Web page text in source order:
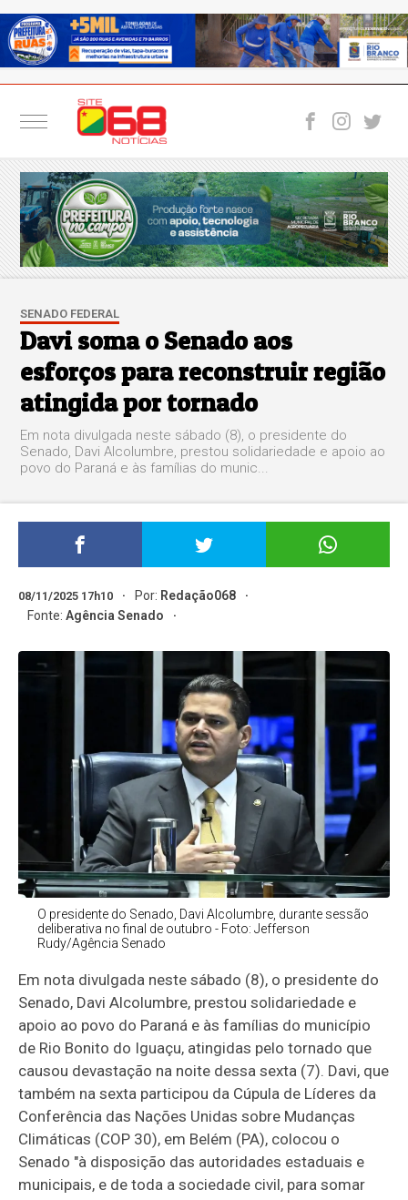
SENADO FEDERAL
Davi soma o Senado aos
esforços para reconstruir região
atingida por tornado
Em nota divulgada neste sábado (8), o presidente do
Senado, Davi Alcolumbre, prestou solidariedade e apoio ao
povo do Paraná e às famílias do munic...
08/11/2025 17h10 Por: Redação068
Fonte:Agência Senado
O presidente do Senado, Davi Alcolumbre, durante sessão
deliberativa no final de outubro - Foto: Jefferson
Rudy/Agência Senado
Em nota divulgada neste sábado (8), o presidente do
Senado, Davi Alcolumbre, prestou solidariedade e
apoio ao povo do Paraná e às famílias do município
de Rio Bonito do Iguaçu, atingidas pelo tornado que
causou devastação na noite dessa sexta (7). Davi, que
também na sexta participou da Cúpula de Líderes da
Conferência das Nações Unidas sobre Mudanças
Climáticas (COP 30), em Belém (PA), colocou o
Senado "à disposição das autoridades estaduais e
municipais, e de toda a sociedade civil, para somar